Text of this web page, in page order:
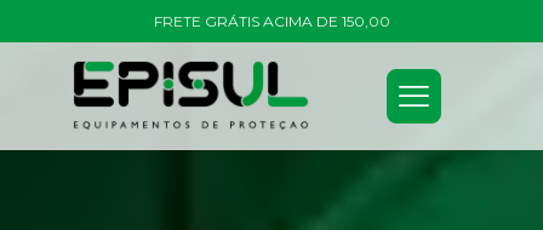
FRETE GRÁTIS ACIMA DE 150,00